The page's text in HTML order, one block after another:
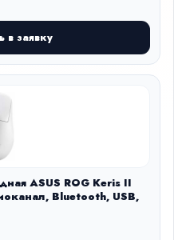
в заявку
ASUS ROG Keris II
Bluetooth, USB,